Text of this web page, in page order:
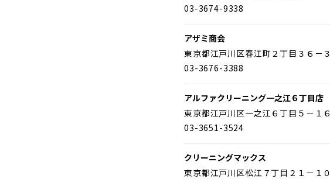
03-3674-9338
アザミ商会
東京都江戸川区春江町２丁目３６－３
03-3676-3388
アルファクリーニング一之江６丁目店
東京都江戸川区一之江６丁目５－１６
03-3651-3524
クリーニングマックス
東京都江戸川区松江７丁目２１－１０